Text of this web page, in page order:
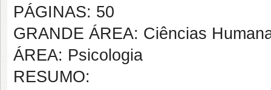
PÁGINAS: 50
GRANDE ÁREA: Ciências
ÁREA: Psicologia
RESUMO: